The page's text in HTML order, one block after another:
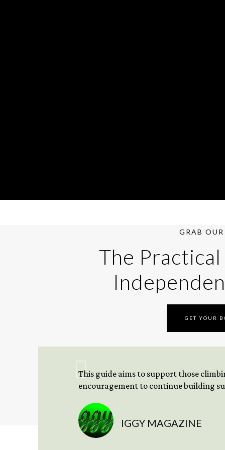
GRAB
The
GET YOUR
This guide aims to support those
encouragement to continue building
IGGY MAGAZINE